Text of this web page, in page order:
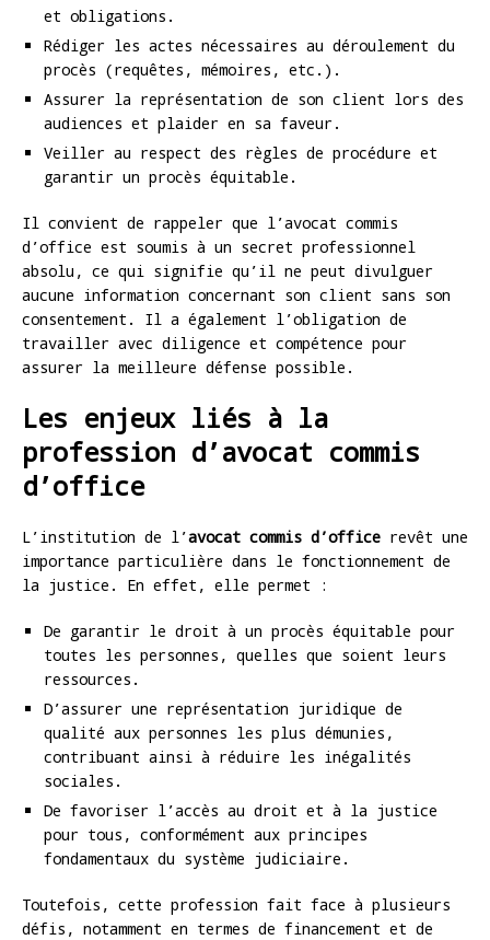
et obligations.
Rédiger les actes nécessaires au déroulement du
procès (requêtes, mémoires, etc.).
Assurer la représentation de son client lors des
audiences et plaider en sa faveur.
Veiller au respect des règles de procédure et
garantir un procès équitable.
Il convient de rappeler que l’avocat commis
d’office est soumis à un secret professionnel
absolu, ce qui signifie qu’il ne peut divulguer
aucune information concernant son client sans son
consentement. Il a également l’obligation de
travailler avec diligence et compétence pour
assurer la meilleure défense possible.
Les enjeux liés à la
profession d’avocat commis
d’office
L’institution de l’avocat commis d’office revêt une
importance particulière dans le fonctionnement de
la justice. En effet, elle permet :
De garantir le droit à un procès équitable pour
toutes les personnes, quelles que soient leurs
ressources.
D’assurer une représentation juridique de
qualité aux personnes les plus démunies,
contribuant ainsi à réduire les inégalités
sociales.
De favoriser l’accès au droit et à la justice
pour tous, conformément aux principes
fondamentaux du système judiciaire.
Toutefois, cette profession fait face à plusieurs
défis, notamment en termes de financement et de